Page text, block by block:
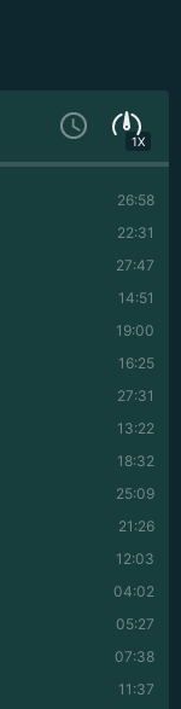
1X
26:58
22:31
27:47
14:51
19:00
16:25
27:31
13:22
18:32
25:09
21:26
12:03
04:02
05:27
07:38
11:37